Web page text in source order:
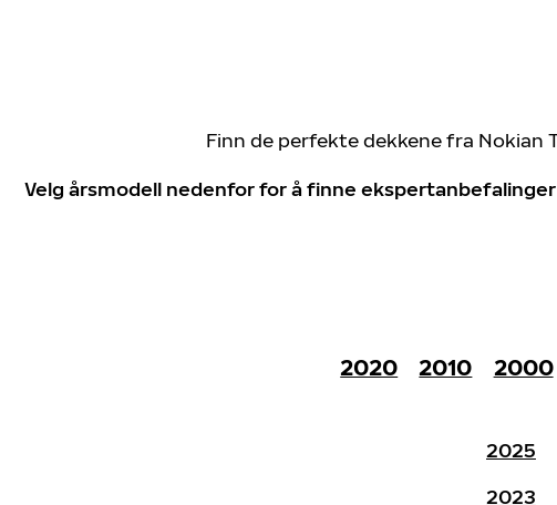
Finn de perfekte dekkene fra Nokian
Velg årsmodell nedenfor for å finne
2020 2010 2000
2025
2023